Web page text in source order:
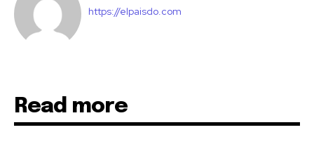
https://elpaisdo.com
Read more